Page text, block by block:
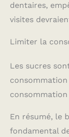
dentaires,
visites
Limiter la
Les sucres
En résumé, le
fondamental